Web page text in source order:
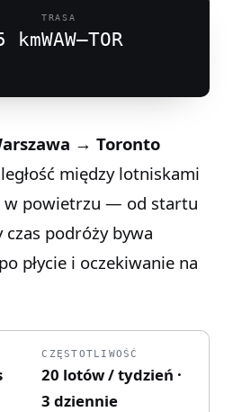
km
TRASA
WAW–TOR
→ Toronto
między lotniskami
w powietrzu — od startu
czas podróży bywa
płycie i oczekiwanie na
CZĘSTOTLIWOŚĆ
20 lotów / tydzień ·
3 dziennie